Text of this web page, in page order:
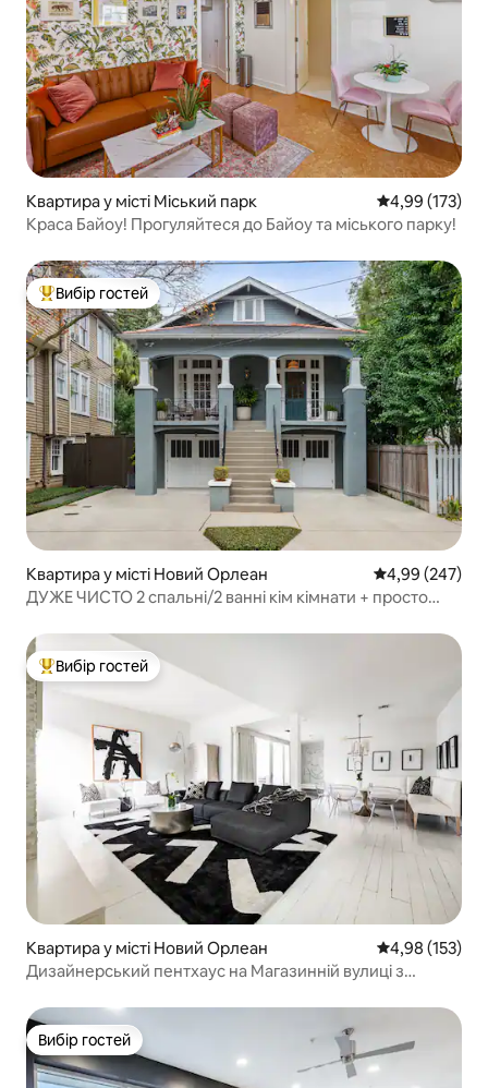
Квартира у місті Міський парк Середня
4,99 (173)
Краса Байоу! Прогуляйтеся до Байоу та міського парку!
Топ вибір гостей
Вибір гостей
Квартира у місті Новий Орлеан Середня
4,99 (247)
ДУЖЕ ЧИСТО 2 спальні/2 ванні кім кімнати + просто
Топ вибір гостей
Вибір гостей
Квартира у місті Новий Орлеан Середня
4,98 (153)
Дизайнерський пентхаус на Магазинній вулиці з
Вибір гостей
Вибір гостей